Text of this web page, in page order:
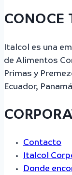
CONOCE
Italcol es una
de Alimentos
Primas y
Ecuador,
Contacto
Italcol
Donde